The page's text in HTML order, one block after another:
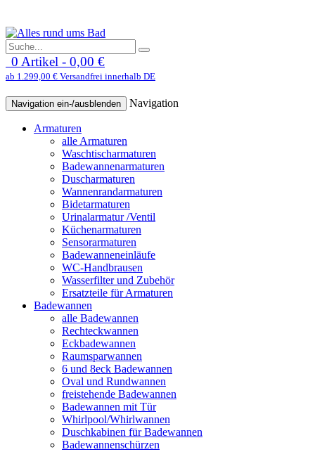
0 Artikel - 0,00 €
ab 1.299,00 € Versandfrei innerhalb DE
Navigation ein-/ausblenden Navigation
Armaturen
alle Armaturen
Waschtischarmaturen
Badewannenarmaturen
Duscharmaturen
Wannenrandarmaturen
Bidetarmaturen
Urinalarmatur /Ventil
Küchenarmaturen
Sensorarmaturen
Badewanneneinläufe
WC-Handbrausen
Wasserfilter und Zubehör
Ersatzteile für Armaturen
Badewannen
alle Badewannen
Rechteckwannen
Eckbadewannen
Raumsparwannen
6 und 8eck Badewannen
Oval und Rundwannen
freistehende Badewannen
Badewannen mit Tür
Whirlpool/Whirlwannen
Duschkabinen für Badewannen
Badewannenschürzen